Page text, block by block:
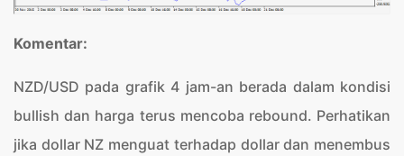
Komentar:
NZD/USD pada grafik 4 jam-an berada dalam kondisi
bullish dan harga terus mencoba rebound. Perhatikan
jika dollar NZ menguat terhadap dollar dan menembus